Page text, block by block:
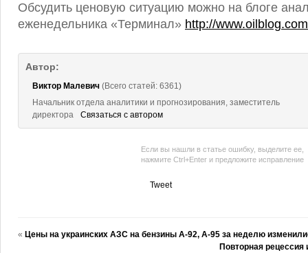
Обсудить ценовую ситуацию можно на блоге
еженедельника «Терминал» http://
Автор:
Виктор Малевич (Всего статей: 6361)
Начальник отдела аналитики и прогнозирования, заместитель
директора
Связаться с автором
Если вы нашли в статье ошибку, выделите ее,
нажмите Ctrl+Enter и предложите исправление
Tweet
« Цены на украинских АЗС на бензины А-92, А-95 за неделю
Повторная